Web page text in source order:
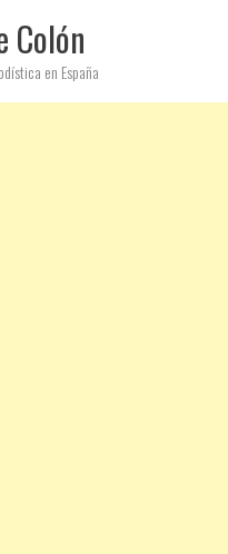
Colón
en España